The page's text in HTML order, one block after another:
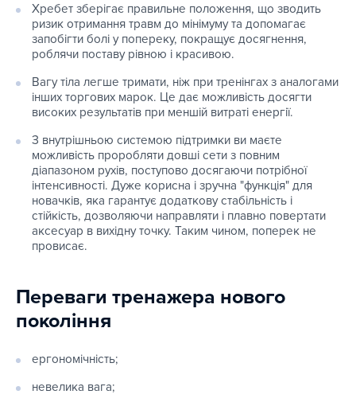
Хребет зберігає правильне положення, що зводить
ризик отримання травм до мінімуму та допомагає
запобігти болі у попереку, покращує досягнення,
роблячи поставу рівною і красивою.
Вагу тіла легше тримати, ніж при тренінгах з аналогами
інших торгових марок. Це дає можливість досягти
високих результатів при меншій витраті енергії.
З внутрішньою системою підтримки ви маєте
можливість проробляти довші сети з повним
діапазоном рухів, поступово досягаючи потрібної
інтенсивності. Дуже корисна і зручна "функція" для
новачків, яка гарантує додаткову стабільність і
стійкість, дозволяючи направляти і плавно повертати
аксесуар в вихідну точку. Таким чином, поперек не
провисає.
Переваги тренажера нового
покоління
ергономічність;
невелика вага;